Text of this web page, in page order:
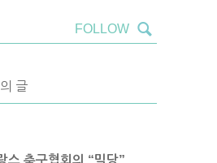
글
스 축구협회의 “밀당”